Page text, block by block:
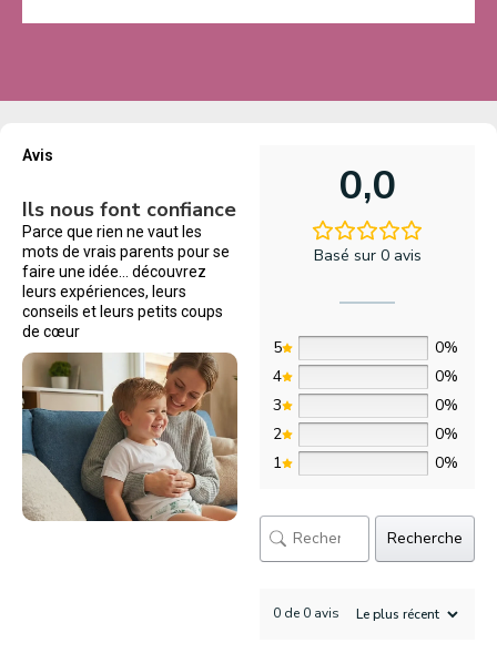
Avis
Ils nous font confiance
Parce que rien ne vaut les
mots de vrais parents pour se
faire une idée… découvrez
leurs expériences, leurs
conseils et leurs petits coups
de cœur
0,0
Basé sur 0 avis
5
0%
4
0%
3
0%
2
0%
1
0%
Recherche
0 de 0 avis